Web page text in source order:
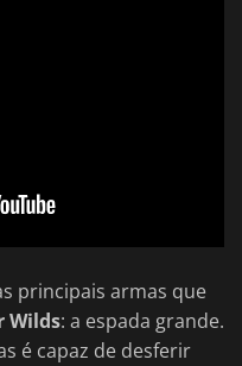
principais armas que
Wilds: a espada grande.
é capaz de desferir